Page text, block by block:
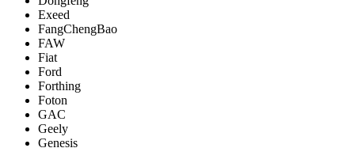
Exeed
FangChengBao
FAW
Fiat
Ford
Forthing
Foton
GAC
Geely
Genesis